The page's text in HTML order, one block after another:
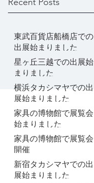
東武百貨店船橋店での
出展始まりました
星ヶ丘三越での出展始
まりました
横浜タカシマヤでの出
展始まりました
家具の博物館で展覧会
始まりました
家具の博物館で展覧会
開催
新宿タカシマヤでの出
展始まりました